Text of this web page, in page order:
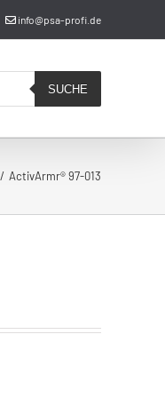
info@psa-profi.de
SUCHE
ActivArmr® 97-013